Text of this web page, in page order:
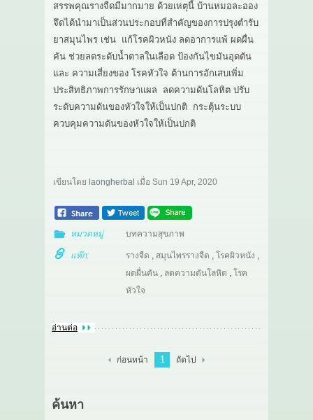
สรรพคุณรางจืดมีมากมาย ด้วยเหตุนี้ บ้านหมอละออง
จึดได้นำมาเป็นส่วนประกอบที่สำคัญของการปรุงตำรับ
ยาสมุนไพร เช่น แก้โรคผิวหนัง ลดอาการแพ้ ผดผื่น
คัน ช่วยลดระดับน้ำตาลในเลือด ป้องกันไขมันอุดตัน
และ ความเสี่ยงของ โรคหัวใจ ต้านการอักเสบเพิ่ม
ประสิทธิภาพการรักษาแผล ลดความดันโลหิต ปรับ
ระดับความดันของหัวใจให้เป็นปกติ กระตุ้นระบบ
ควบคุมความดันของหัวใจให้เป็นปกติ
เขียนโดย laongherbal เมื่อ Sun 19 Apr, 2020
หมวดหมู่ บทความสุขภาพ
แท๊ก: รางจืด , สมุนไพรรางจืด , โรคผิวหนัง ,
ผดผื่นคัน, ลดความดันโลหิต , โรค
หัวใจ
อ่านต่อ
ก่อนหน้า 1 ถัดไป
ค้นหา